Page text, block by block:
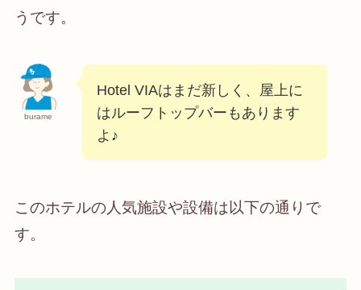
うです。
burame
Hotel VIAはまだ新しく、屋上に
はルーフトップバーもあります
よ♪
このホテルの人気施設や設備は以下の通りで
す。